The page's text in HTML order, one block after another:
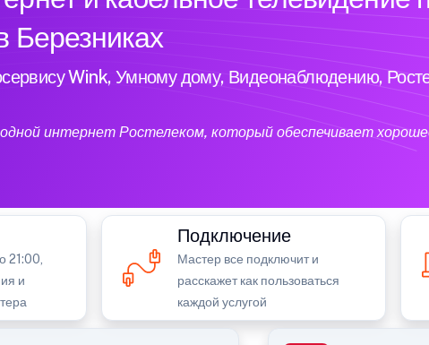
Березниках
Wink, Умному дому, Видеонаблюдению,
интернет Ростелеком, который обеспечивает
21:00,
и
Подключение
Мастер все подключит и
расскажет как пользоваться
каждой услугой